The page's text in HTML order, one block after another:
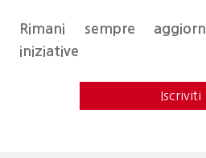
Rimani sempre
iniziative
Iscriviti